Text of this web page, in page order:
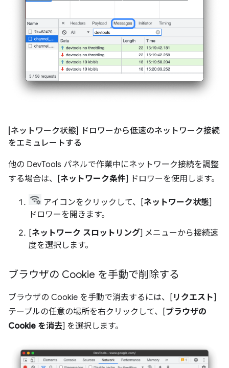
[ネットワーク状態] ドロワーから低速のネットワーク接続
をエミュレートする
他の DevTools パネルで作業中にネットワーク接続を調整
する場合は、[ネットワーク条件] ドロワーを使用します。
アイコンをクリックして、[ネットワーク状態]
ドロワーを開きます。
[ネットワーク スロットリング] メニューから接続速
度を選択します。
ブラウザの Cookie を手動で削除する
ブラウザの Cookie を手動で消去するには、[ リクエスト]
テーブルの任意の場所を右クリックして、[ブラウザの
Cookie を消去] を選択します。